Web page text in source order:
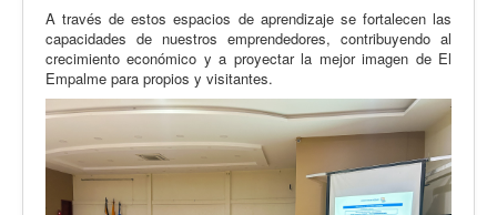
A través de estos espacios de aprendizaje se fortalecen las
capacidades de nuestros emprendedores, contribuyendo al
crecimiento económico y a proyectar la mejor imagen de El
Empalme para propios y visitantes.